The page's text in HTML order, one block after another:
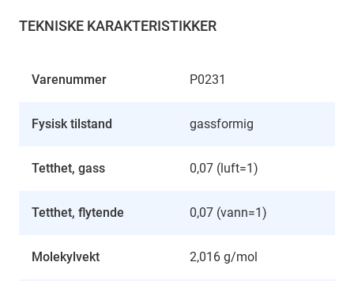
TEKNISKE KARAKTERISTIKKER
Varenummer P0231
Fysisk tilstand gassformig
Tetthet, gass 0,07 (luft=1)
Tetthet, flytende 0,07 (vann=1)
Molekylvekt 2,016 g/mol